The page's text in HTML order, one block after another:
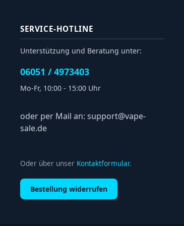
SERVICE-HOTLINE
Unterstützung und Beratung unter:
06051 / 4973403
Mo-Fr, 10:00 - 15:00 Uhr
oder per Mail an: support@vape-
sale.de
Oder über unser Kontaktformular.
Bestellung widerrufen